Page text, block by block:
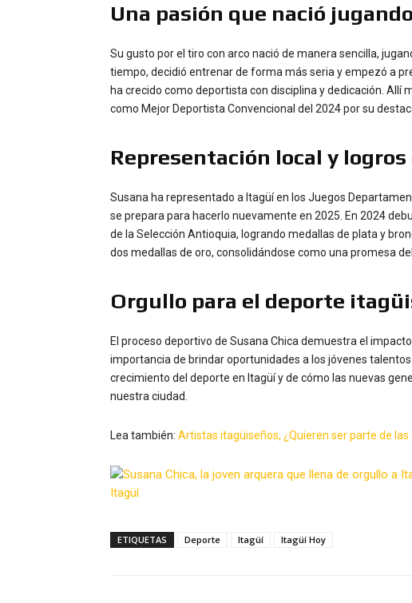
Una pasión que nació jugando
Su gusto por el tiro con arco nació de manera sencilla,
tiempo, decidió entrenar de forma más seria y empezó a
ha crecido como deportista con disciplina y dedicación. Allí
como Mejor Deportista Convencional del 2024 por su
Representación local y
Susana ha representado a Itagüí en los Juegos
se prepara para hacerlo nuevamente en 2025. En 2024
de la Selección Antioquia, logrando medallas de plata y
dos medallas de oro, consolidándose como una promesa
Orgullo para el deporte
El proceso deportivo de Susana Chica demuestra el
importancia de brindar oportunidades a los jóvenes
crecimiento del deporte en Itagüí y de cómo las nuevas
nuestra ciudad.
Lea también: Artistas itagüiseños, ¿Quieren ser parte de las
ETIQUETAS Deporte Itagüí Itagüí Hoy